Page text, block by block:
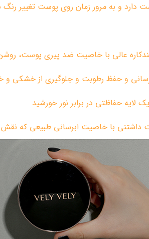
دارد و به مرور زمان روی پوست تغییر
عالی با خاصیت ضد پیری پوست،
ابرسانی و حفظ رطوبت و جلوگیری از خشکی
لایه حفاظتی در برابر نور خورشید
داشتنی با خاصیت ابرسانی طبیعی که